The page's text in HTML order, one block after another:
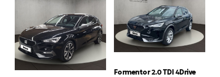
Formentor 2.0 TDI 4Drive